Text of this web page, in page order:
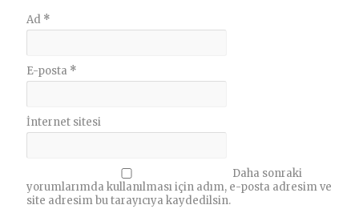
Ad *
E-posta *
İnternet sitesi
Daha sonraki
yorumlarımda kullanılması için adım, e-posta adresim ve
site adresim bu tarayıcıya kaydedilsin.